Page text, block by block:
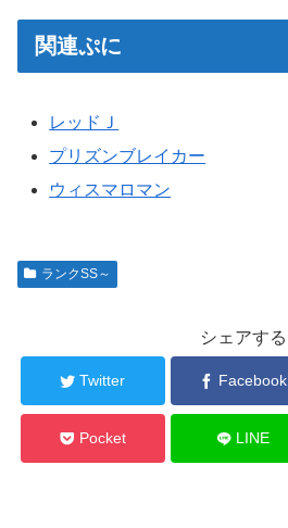
関連ぷに
レッドＪ
プリズンブレイカー
ウィスマロマン
ランクSS～
シェアする
Twitter Facebook
Pocket LINE